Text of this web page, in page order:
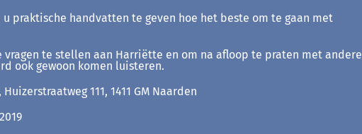
praktische handvatten te geven hoe het beste om te gaan met
te stellen aan Harriëtte en om na afloop te praten met andere
ook gewoon komen luisteren.
111, 1411 GM Naarden